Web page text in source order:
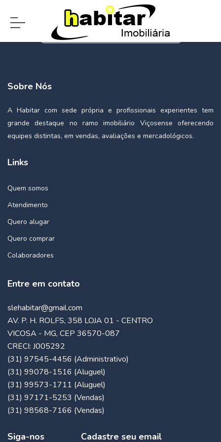
Sobre Nós
A Habitar com sede própria e profissionais experientes tem
grande destaque no ramo imobiliário Viçosense oferecendo
equipes distintas, em vendas, avaliações e mercadológicos.
Links
Quem somos
Atendimento
Quero alugar
Quero comprar
Colaboradores
Entre em contato
slehabitar@gmail.com
AV. P. H. ROLFS, 358 LOJA 01 - CENTRO
VICOSA - MG, CEP 36570-087
CRECI: J005292
(31) 97545-4456 (Administrativo)
(31) 99078-1516 (Aluguel)
(31) 99573-1711 (Aluguel)
(31) 97171-5253 (Vendas)
(31) 98568-7166 (Vendas)
Siga-nos Cadastre seu email